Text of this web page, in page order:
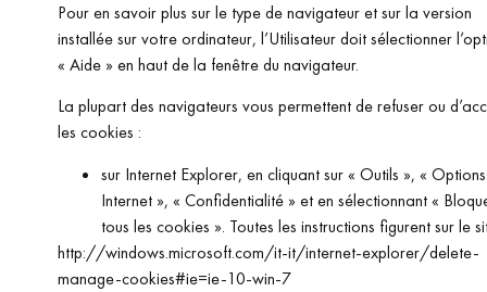
Pour en savoir plus sur le type de navigateur et sur la version
installée sur votre ordinateur, l’Utilisateur doit sélectionner
« Aide » en haut de la fenêtre du navigateur.
La plupart des navigateurs vous permettent de refuser ou
les cookies :
sur Internet Explorer, en cliquant sur « Outils », « Options
Internet », « Confidentialité » et en sélectionnant «
tous les cookies ». Toutes les instructions figurent sur le
http://windows.microsoft.com/it-it/internet-explorer/delete-
manage-cookies#ie=ie-10-win-7